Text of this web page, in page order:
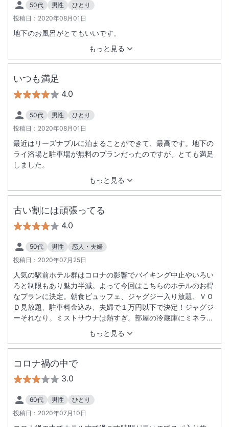
50代 男性
ひとり
投稿日： 2020年08月01日
もっと見る
地下のお風呂がとてもいいです。
いつも満足
4.0
50代 男性
ひとり
投稿日： 2020年08月01日
もっと見る
最近はリーズナブルに泊まることができて、最高です。地下の
ライ浴場と駐車場が無料のプランだったのですが、とても満足
しました。
古い割には頑張ってる
4.0
50代 男性
恋人・夫婦
投稿日： 2020年07月25日
もっと見る
人気の駅前ホテル群はコロナの影響でバイキング中止やいろい
ろと制限もあり魅力半減。よって今回はこちらのホテルのお得
なプランに決定。朝食ビュッフェ、ジャグジー入り放題、ＶＯ
Ｄ見放題、駐車料金込み、夫婦で１万円以下で決定！ジャグジ
ーそれなり。ミストサウナは熱すぎ。部屋の冷蔵庫にミネラル
ウォーター？ＶＯＤ見放題じゃない様な？プラン間違われたか
も。バスルーム壁備え付けドライヤーは今どき論外。東食は種
類は豊富でどれも美味しい。海鮮系はほぼなし。でも何かにつ
け芋とカボチャの具が多いよね。チェックアウト後、車を野外
尋常じゃない量と範囲の大惨事に涙。
コロナ禍の中で
3.0
60代 男性
ひとり
投稿日： 2020年07月10日